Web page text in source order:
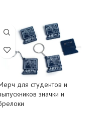
для студентов и
значки и